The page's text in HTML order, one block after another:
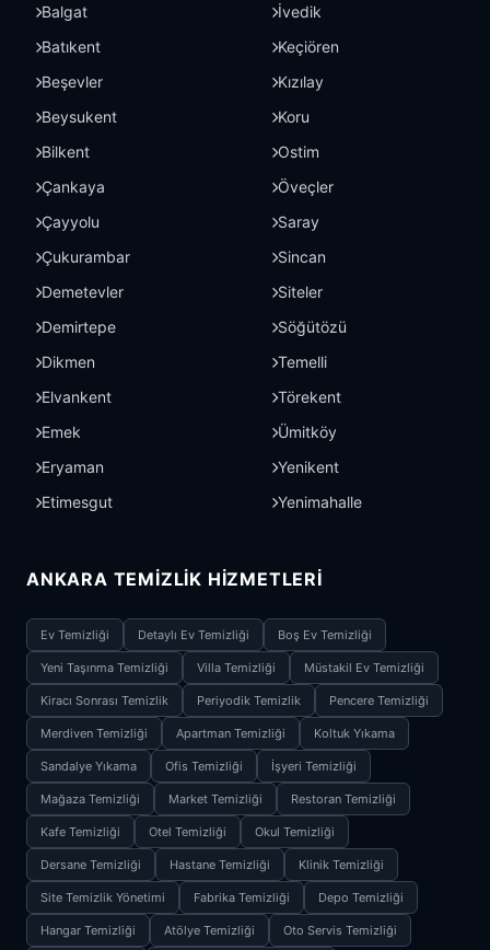
Balgat
Batıkent
Beşevler
Beysukent
Bilkent
Çankaya
Çayyolu
Çukurambar
Demetevler
Demirtepe
Dikmen
Elvankent
Emek
Eryaman
Etimesgut
İvedik
Keçiören
Kızılay
Koru
Ostim
Öveçler
Saray
Sincan
Siteler
Söğütözü
Temelli
Törekent
Ümitköy
Yenikent
Yenimahalle
ANKARA TEMIZLIK HIZMETLERI
Ev Temizliği Detaylı Ev Temizliği Boş Ev Temizliği
Yeni Taşınma Temizliği Villa Temizliği Müstakil Ev Temizliği
Kiracı Sonrası Temizlik Periyodik Temizlik Pencere Temizliği
Merdiven Temizliği Apartman Temizliği Koltuk Yıkama
Sandalye Yıkama Ofis Temizliği İşyeri Temizliği
Mağaza Temizliği Market Temizliği Restoran Temizliği
Kafe Temizliği Otel Temizliği Okul Temizliği
Dersane Temizliği Hastane Temizliği Klinik Temizliği
Site Temizlik Yönetimi Fabrika Temizliği Depo Temizliği
Hangar Temizliği Atölye Temizliği Oto Servis Temizliği